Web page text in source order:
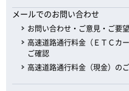
メールでのお問い合わせ
お問い合わせ・ご意見・ご要望
高速道路通行料金（ＥＴＣカ
ご確認
高速道路通行料金（現金）の